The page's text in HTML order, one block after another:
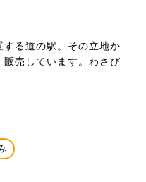
る道の駅。その立地か
売しています。わさび